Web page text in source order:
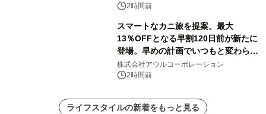
速2時間前
スマートなカニ旅を提案。最大
13％OFFとなる早割120日前が新たに
登場。早めの計画でいつもと変わらぬ
大人の冬旅を。ー夕日ヶ浦温泉「佳松
苑 別邸ふうか」ー
株式会社アウルコーポレーション
2時間前
ライフスタイルの新着をもっと見る